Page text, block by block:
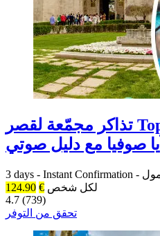
تذاكر مجمّعة لقصر Topkapi وخزان
صوفيا مع دليل صوتي
3 days - Instant Confirmation -
لكل شخص €
124.90
4.7 (739)
تحقق من التوفر